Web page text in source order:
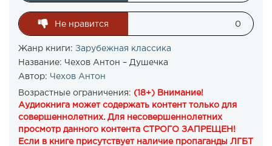
Не нравится 0
Жанр книги: Зарубежная классика
Название: Чехов Антон – Душечка
Автор: Чехов Антон
Возрастные ограничения: (18+) Внимание!
Аудиокнига может содержать контент только для
совершеннолетних. Для несовершеннолетних
просмотр данного контента СТРОГО ЗАПРЕЩЕН!
Если в книге присутствует наличие пропаганды ЛГБТ